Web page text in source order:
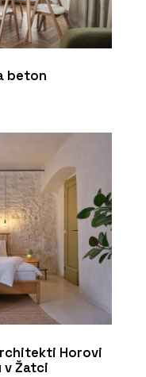
beton
Horovi
v Žatci